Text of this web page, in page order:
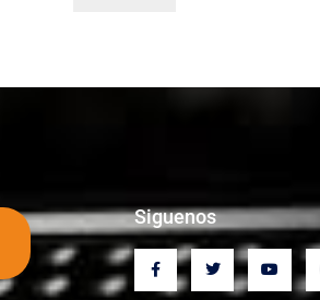
Siguenos